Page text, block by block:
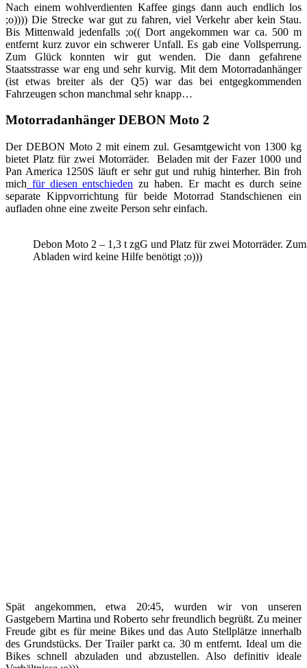
Nach einem wohlverdienten Kaffee gings dann auch endlich los
;o)))) Die Strecke war gut zu fahren, viel Verkehr aber kein Stau.
Bis Mittenwald jedenfalls ;o(( Dort angekommen war ca. 500 m
entfernt kurz zuvor ein schwerer Unfall. Es gab eine Vollsperrung.
Zum Glück konnten wir gut wenden. Die dann gefahrene
Staatsstrasse war eng und sehr kurvig. Mit dem Motorradanhänger
(ist etwas breiter als der Q5) war das bei entgegkommenden
Fahrzeugen schon manchmal sehr knapp…
Motorradanhänger DEBON Moto 2
Der DEBON Moto 2 mit einem zul. Gesamtgewicht von 1300 kg
bietet Platz für zwei Motorräder. Beladen mit der Fazer 1000 und
Pan America 1250S läuft er sehr gut und ruhig hinterher. Bin froh
mich für diesen entschieden zu haben. Er macht es durch seine
separate Kippvorrichtung für beide Motorrad Standschienen ein
aufladen ohne eine zweite Person sehr einfach.
Debon Moto 2 – 1,3 t zgG und Platz für zwei Motorräder.
Abladen wird keine Hilfe benötigt ;o)))
Spät angekommen, etwa 20:45, wurden wir von unseren
Gastgebern Martina und Roberto sehr freundlich begrüßt. Zu meiner
Freude gibt es für meine Bikes und das Auto Stellplätze innerhalb
des Grundstücks. Der Trailer parkt ca. 30 m entfernt. Ideal um die
Bikes schnell abzuladen und abzustellen. Also definitiv ideale